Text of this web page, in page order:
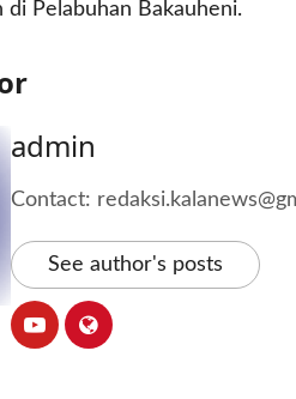
di Pelabuhan Bakauheni.
admin
Contact:
See author's posts